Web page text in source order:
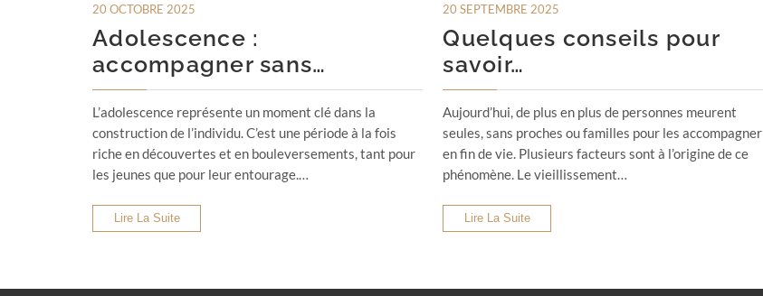
20 OCTOBRE 2025
Adolescence :
accompagner sans…
L’adolescence représente un moment clé dans la
construction de l’individu. C’est une période à la fois
riche en découvertes et en bouleversements, tant pour
les jeunes que pour leur entourage.…
Lire La Suite
20 SEPTEMBRE 2025
Quelques conseils pour
savoir…
Aujourd’hui, de plus en plus de personnes meurent
seules, sans proches ou familles pour les accompagner
en fin de vie. Plusieurs facteurs sont à l’origine de ce
phénomène. Le vieillissement…
Lire La Suite